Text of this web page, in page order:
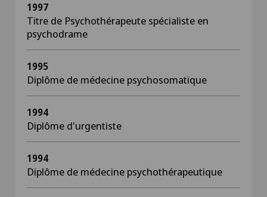
1997
Titre de Psychothérapeute spécialiste en
psychodrame
1995
Diplôme de médecine psychosomatique
1994
Diplôme d'urgentiste
1994
Diplôme de médecine psychothérapeutique